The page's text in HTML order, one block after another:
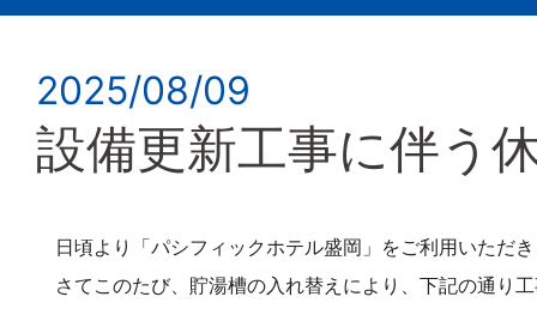
2025/08/09
設備更新工事に伴う
日頃より「パシフィックホテル盛岡」をご利用いただ
さてこのたび、貯湯槽の入れ替えにより、下記の通り